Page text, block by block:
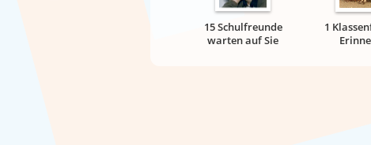
15 Schulfreunde
warten auf Sie
1